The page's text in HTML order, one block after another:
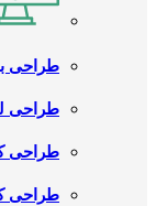
طراحی
طراحی
طراحی
طراحی